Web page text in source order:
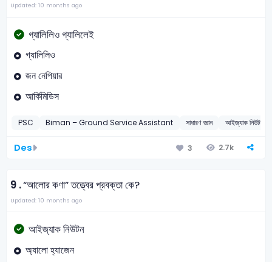
Updated: 10 months ago
গ্যালিলিও গ্যালিলেই
গ্যালিলিও
জন নেপিয়ার
আর্কিমিডিস
PSC Biman – Ground Service Assistant সাধারণ জ্ঞান আইজ্যাক নিউটন
Des 3 2.7k
9 .“আলোর কণা” তত্ত্বের প্রবক্তা কে?
Updated: 10 months ago
আইজ্যাক নিউটন
অ্যালো হ্যাজেন